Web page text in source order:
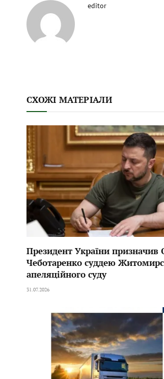
editor
СХОЖІ МАТЕРІАЛИ
Президент України призначив
Чеботаренко суддею
апеляційного суду
31.07.2026